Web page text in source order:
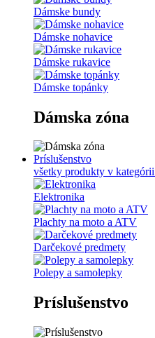
Dámske bundy
Dámske nohavice
Dámske rukavice
Dámske topánky
Dámska zóna
Príslušenstvo
všetky produkty v kategórii
Elektronika
Plachty na moto a ATV
Darčekové predmety
Polepy a samolepky
Príslušenstvo